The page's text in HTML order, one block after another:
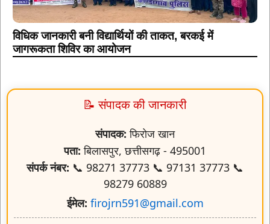
विधिक जानकारी बनी विद्यार्थियों की ताकत, बरकई में
जागरूकता शिविर का आयोजन
📝 संपादक की जानकारी
संपादक: फिरोज खान
पता: बिलासपुर, छत्तीसगढ़ - 495001
संपर्क नंबर: 📞 98271 37773 📞 97131 37773 📞
98279 60889
ईमेल: firojrn591@gmail.com